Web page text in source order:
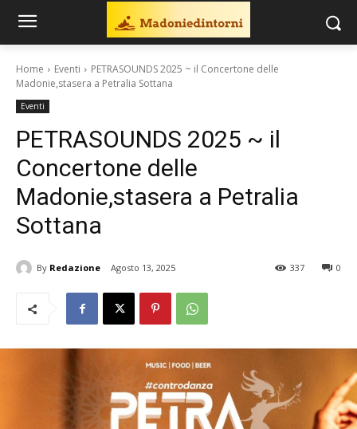
Home Eventi
PETRASOUNDS 2025 ~ il Concertone delle
Madonie,stasera a Petralia Sottana
Eventi
PETRASOUNDS 2025 ~ il
Concertone delle
Madonie,stasera a Petralia
Sottana
By Redazione Agosto 13, 2025 0
337